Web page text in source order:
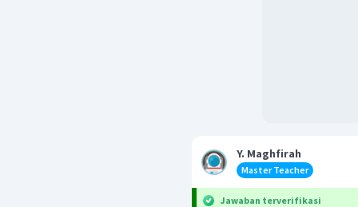
Y. Maghfirah
Master Teacher
Jawaban terverifikasi